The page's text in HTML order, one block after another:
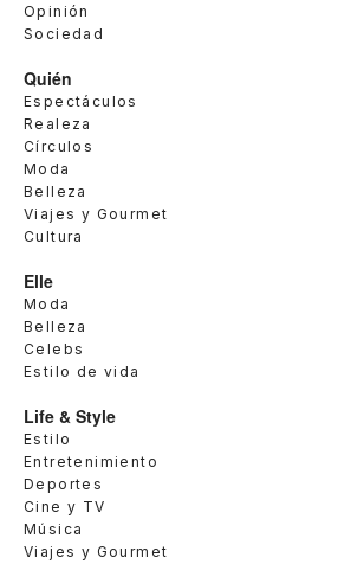
Opinión
Sociedad
Quién
Espectáculos
Realeza
Círculos
Moda
Belleza
Viajes y Gourmet
Cultura
Elle
Moda
Belleza
Celebs
Estilo de vida
Life & Style
Estilo
Entretenimiento
Deportes
Cine y TV
Música
Viajes y Gourmet